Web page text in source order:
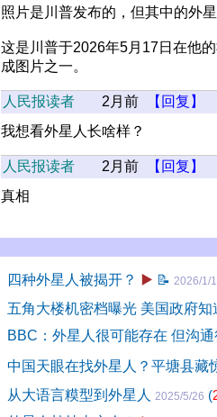
照片是川普发布的，但其中的外
这是川普于2026年5月17日在他
成图片之一。
人民报读者 2月前
【回复】
我想看外星人长啥样？
人民报读者 2月前
【回复】
真相
四种外星人被揭开？ ▶️ 📝 2026/1/
五角大楼机密档曝光 美国政府知
BBC：外星人很可能存在 但沟
中国天眼在找外星人？平塘县藏
从大语言糢型到外星人 2025/5/26 (